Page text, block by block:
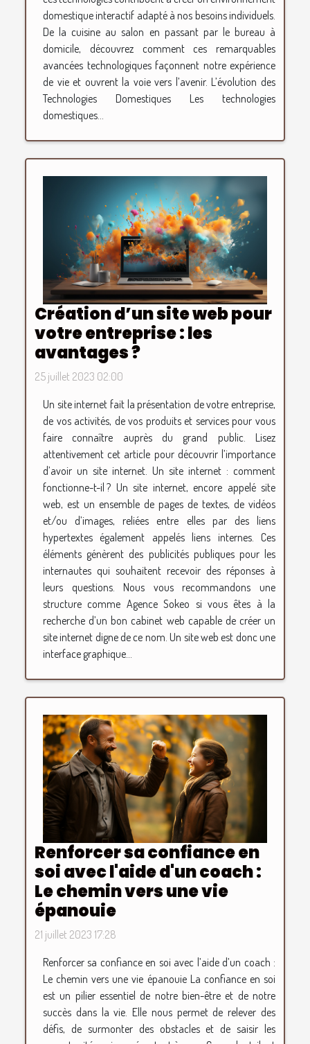
domestique interactif adapté à nos besoins individuels.
De la cuisine au salon en passant par le bureau à
domicile, découvrez comment ces remarquables
avancées technologiques façonnent notre expérience
de vie et ouvrent la voie vers l’avenir. L’évolution des
Technologies Domestiques Les technologies
domestiques...
Création d’un site web pour
votre entreprise : les
avantages ?
25 juillet 2023 02:00
Un site internet fait la présentation de votre entreprise,
de vos activités, de vos produits et services pour vous
faire connaître auprès du grand public. Lisez
attentivement cet article pour découvrir l’importance
d’avoir un site internet. Un site internet : comment
fonctionne-t-il ? Un site internet, encore appelé site
web, est un ensemble de pages de textes, de vidéos
et/ou d’images, reliées entre elles par des liens
hypertextes également appelés liens internes. Ces
éléments génèrent des publicités publiques pour les
internautes qui souhaitent recevoir des réponses à
leurs questions. Nous vous recommandons une
structure comme Agence Sokeo si vous êtes à la
recherche d’un bon cabinet web capable de créer un
site internet digne de ce nom. Un site web est donc une
interface graphique...
Renforcer sa confiance en
soi avec l'aide d'un coach :
Le chemin vers une vie
épanouie
21 juillet 2023 17:28
Renforcer sa confiance en soi avec l’aide d’un coach :
Le chemin vers une vie épanouie La confiance en soi
est un pilier essentiel de notre bien-être et de notre
succès dans la vie. Elle nous permet de relever des
défis, de surmonter des obstacles et de saisir les